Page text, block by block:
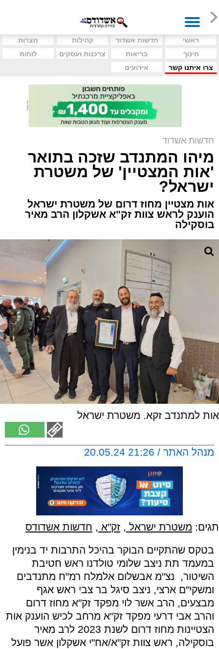
ראשי חדשות אשדוד קהילות
חצרות
חינוך
בריאות צרכנות ועסקים
לוחות
צרו איתנו קשר
אירועים
חדשות אשדוד
מיהו המתנדב שזכה בתואר
'אות המצטיין' של משטרת
ישראל?
אות מצטיין מחוז דרום של משטרת ישראל
הוענק לראש צוות זק"א אשקלון הרב מאיר
בוסקילה
אות למתנדב זקא. משטרת ישראל
מנהל האתר / 21:26 20.05.24
תגים: משטרת ישראל , זק"א , חדשות אשדודס
בטקס שהתקיים הבוקר בהיכל התרבות יד בנימין
במעמד תת ניצב שלומי טולדנו ראש חטיבת
השיטור, נצ"מ אבשלום אלמלח רמ"ח מתנדבים
ומשקי"ם ארצי, ניצב סיגל בר צבי ראש אגף
מבצעים, הרב אשר לוי מפקד זק"א מחוז דרום
והרב אבי דרעי מפקד זק"א מרחב לכיש הוענק אות
הצטיינות מחוז דרום לשנת 2023 לרב מאיר
בוסקילה, ראש צוות זק"א/אח"י אשקלון אשר פועל